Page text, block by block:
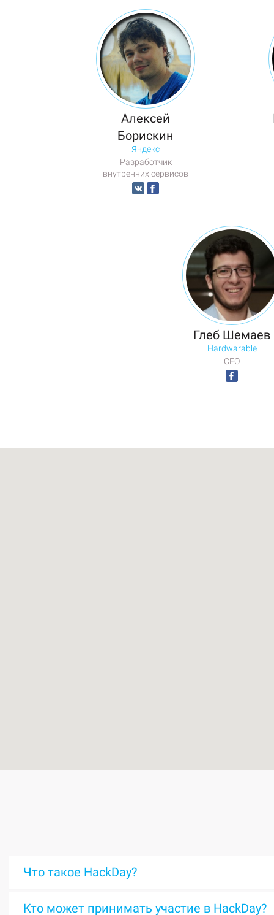
Алексей
Борискин
Яндекс
Разработчик
внутренних сервисов
Глеб Шемаев
Hardwarable
CEO
Что такое HackDay?
Кто может принимать участие в HackDay?